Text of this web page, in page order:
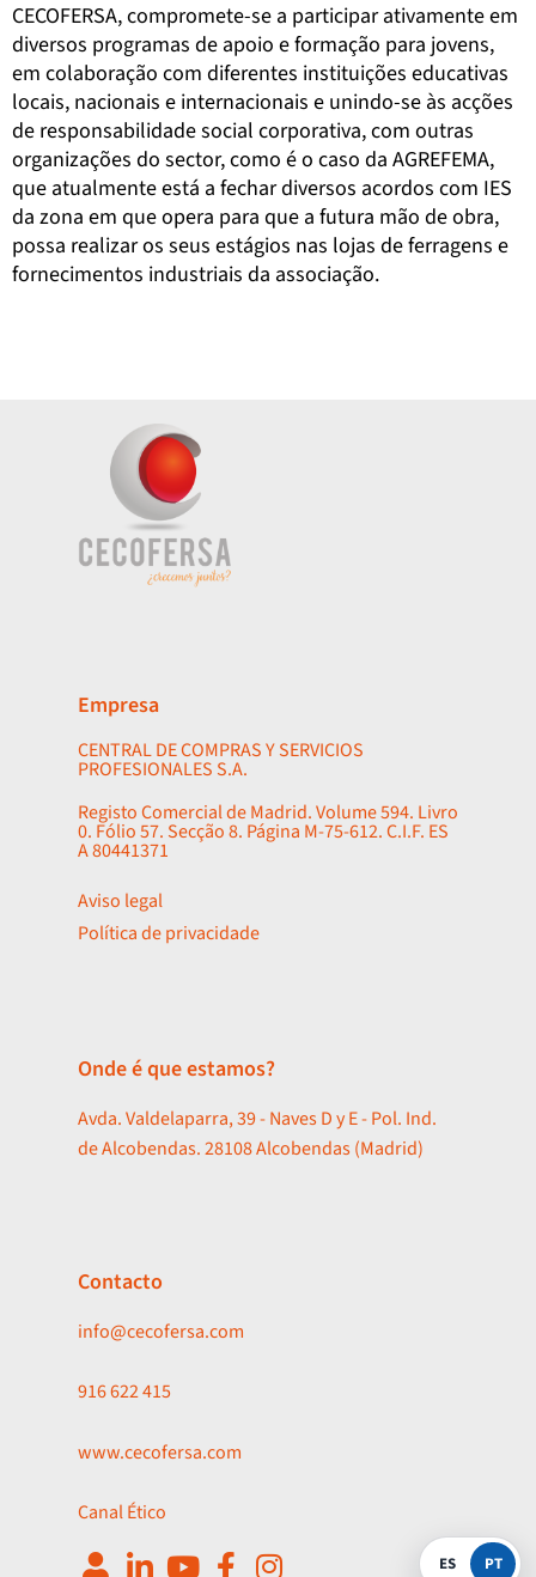
CECOFERSA, compromete-se a participar ativamente em
diversos programas de apoio e formação para jovens,
em colaboração com diferentes instituições educativas
locais, nacionais e internacionais e unindo-se às acções
de responsabilidade social corporativa, com outras
organizações do sector, como é o caso da AGREFEMA,
que atualmente está a fechar diversos acordos com IES
da zona em que opera para que a futura mão de obra,
possa realizar os seus estágios nas lojas de ferragens e
fornecimentos industriais da associação.
Empresa
CENTRAL DE COMPRAS Y SERVICIOS
PROFESIONALES S.A.
Registo Comercial de Madrid. Volume 594. Livro
0. Fólio 57. Secção 8. Página M-75-612. C.I.F. ES
A 80441371
Aviso legal
Política de privacidade
Onde é que estamos?
Avda. Valdelaparra, 39 - Naves D y E - Pol. Ind.
de Alcobendas. 28108 Alcobendas (Madrid)
Contacto
info@cecofersa.com
916 622 415
www.cecofersa.com
Canal Ético
ES PT